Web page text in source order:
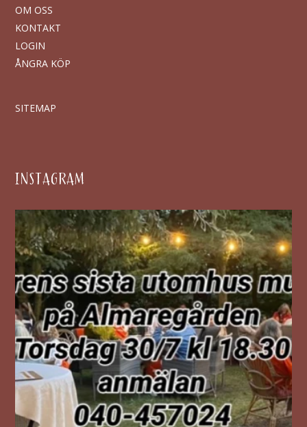
OM OSS
KONTAKT
LOGIN
ÅNGRA KÖP
SITEMAP
INSTAGRAM